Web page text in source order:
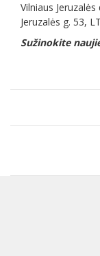
Vilniaus
Jeruzalės g. 53,
Sužinokite